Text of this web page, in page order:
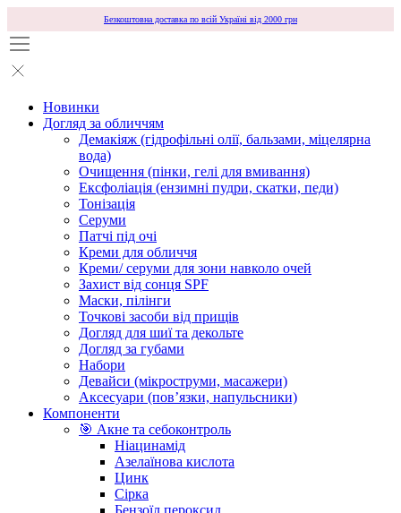
Безкоштовна доставка по всій Україні від 2000 грн
Новинки
Догляд за обличчям
Демакіяж (гідрофільні олії, бальзами, міцелярна
вода)
Очищення (пінки, гелі для вмивання)
Ексфоліація (ензимні пудри, скатки, педи)
Тонізація
Серуми
Патчі під очі
Креми для обличчя
Креми/ серуми для зони навколо очей
Захист від сонця SPF
Маски, пілінги
Точкові засоби від прищів
Догляд для шиї та декольте
Догляд за губами
Набори
Девайси (мікроструми, масажери)
Аксесуари (повʼязки, напульсники)
Компоненти
🎯 Акне та себоконтроль
Ніацинамід
Азелаїнова кислота
Цинк
Сірка
Бензоїл пероксид